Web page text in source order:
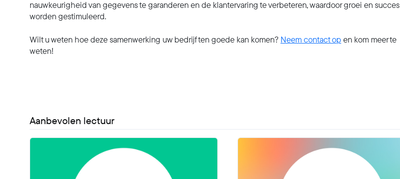
nauwkeurigheid van gegevens te garanderen en de klantervaring te verbeteren, waardoor groei en succes
worden gestimuleerd.
Wilt u weten hoe deze samenwerking uw bedrijf ten goede kan komen? Neem contact op en kom meer te
weten!
Aanbevolen lectuur